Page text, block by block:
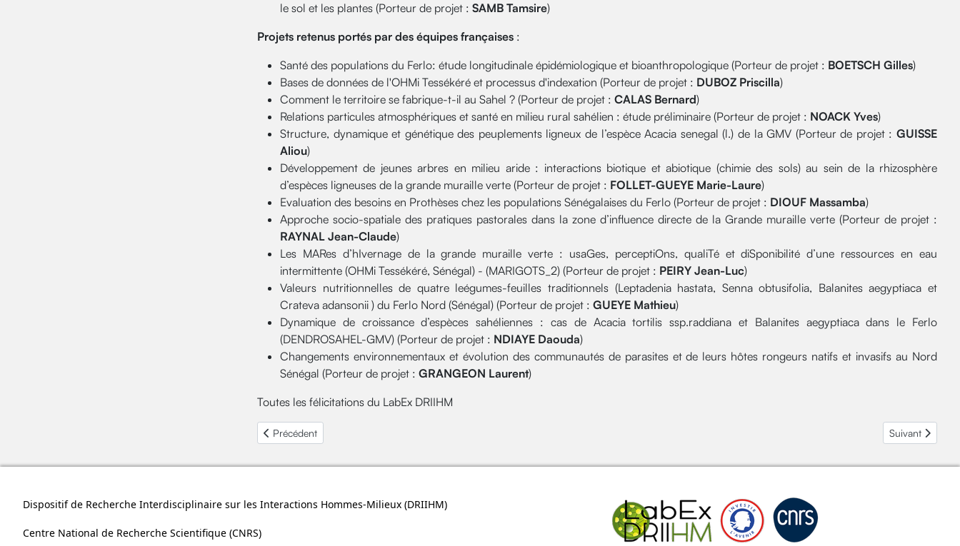
le sol et les plantes (Porteur de projet : SAMB Tamsire)
Projets retenus portés par des équipes françaises :
Santé des populations du Ferlo: étude longitudinale épidémiologique et bioanthropologique (Porteur de projet : BOETSCH Gilles)
Bases de données de l'OHMi Tessékéré et processus d'indexation (Porteur de projet : DUBOZ Priscilla)
Comment le territoire se fabrique-t-il au Sahel ? (Porteur de projet : CALAS Bernard)
Relations particules atmosphériques et santé en milieu rural sahélien : étude préliminaire (Porteur de projet : NOACK Yves)
Structure, dynamique et génétique des peuplements ligneux de l’espèce Acacia senegal (l.) de la GMV (Porteur de projet : GUISSE
Aliou)
Développement de jeunes arbres en milieu aride : interactions biotique et abiotique (chimie des sols) au sein de la rhizosphère
d’espèces ligneuses de la grande muraille verte (Porteur de projet : FOLLET-GUEYE Marie-Laure)
Evaluation des besoins en Prothèses chez les populations Sénégalaises du Ferlo (Porteur de projet : DIOUF Massamba)
Approche socio-spatiale des pratiques pastorales dans la zone d’influence directe de la Grande muraille verte (Porteur de projet :
RAYNAL Jean-Claude)
Les MARes d’hIvernage de la grande muraille verte : usaGes, perceptiOns, qualiTé et diSponibilité d’une ressources en eau
intermittente (OHMi Tessékéré, Sénégal) - (MARIGOTS_2) (Porteur de projet : PEIRY Jean-Luc)
Valeurs nutritionnelles de quatre leégumes-feuilles traditionnels (Leptadenia hastata, Senna obtusifolia, Balanites aegyptiaca et
Crateva adansonii ) du Ferlo Nord (Sénégal) (Porteur de projet : GUEYE Mathieu)
Dynamique de croissance d’espèces sahéliennes : cas de Acacia tortilis ssp.raddiana et Balanites aegyptiaca dans le Ferlo
(DENDROSAHEL-GMV) (Porteur de projet : NDIAYE Daouda)
Changements environnementaux et évolution des communautés de parasites et de leurs hôtes rongeurs natifs et invasifs au Nord
Sénégal (Porteur de projet : GRANGEON Laurent)
Toutes les félicitations du LabEx DRIIHM
Article précédent : Résultats APR 2016 DRIIHM - OHMI Estarreja
Précédent Article suivant :
Suivant
Dispositif de Recherche Interdisciplinaire sur les Interactions Hommes-Milieux (DRIIHM)
Centre National de Recherche Scientifique (CNRS)